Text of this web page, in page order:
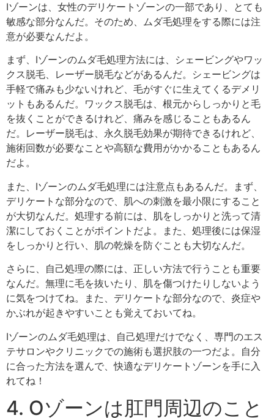
Iゾーンは、女性のデリケートゾーンの一部であり、とても
敏感な部分なんだ。そのため、ムダ毛処理をする際には注
意が必要なんだよ。
まず、Iゾーンのムダ毛処理方法には、シェービングやワッ
クス脱毛、レーザー脱毛などがあるんだ。シェービングは
手軽で痛みも少ないけれど、毛がすぐに生えてくるデメリ
ットもあるんだ。ワックス脱毛は、根元からしっかりと毛
を抜くことができるけれど、痛みを感じることもあるん
だ。レーザー脱毛は、永久脱毛効果が期待できるけれど、
施術回数が必要なことや高額な費用がかかることもあるん
だよ。
また、Iゾーンのムダ毛処理には注意点もあるんだ。まず、
デリケートな部分なので、肌への刺激を最小限にすること
が大切なんだ。処理する前には、肌をしっかりと洗って清
潔にしておくことがポイントだよ。また、処理後には保湿
をしっかりと行い、肌の乾燥を防ぐことも大切なんだ。
さらに、自己処理の際には、正しい方法で行うことも重要
なんだ。無理に毛を抜いたり、肌を傷つけたりしないよう
に気をつけてね。また、デリケートな部分なので、炎症や
かぶれが起きやすいことも覚えておいてね。
Iゾーンのムダ毛処理は、自己処理だけでなく、専門のエス
テサロンやクリニックでの施術も選択肢の一つだよ。自分
に合った方法を選んで、快適なデリケートゾーンを手に入
れてね！
4. Oゾーンは肛門周辺のこと